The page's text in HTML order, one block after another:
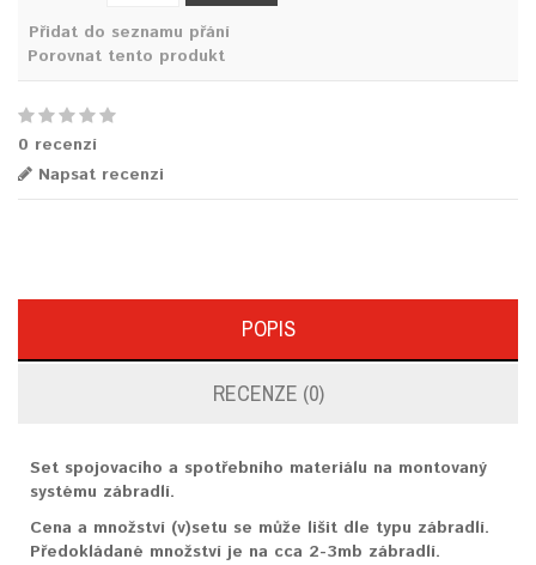
Přidat do seznamu přání
Porovnat tento produkt
0 recenzí
Napsat recenzi
POPIS
RECENZE (0)
Set spojovacího a spotřebního materiálu na montovaný
systému zábradlí.
Cena a množství (v)setu se může lišit dle typu zábradlí.
Předokládané množství je na cca 2-3mb zábradlí.